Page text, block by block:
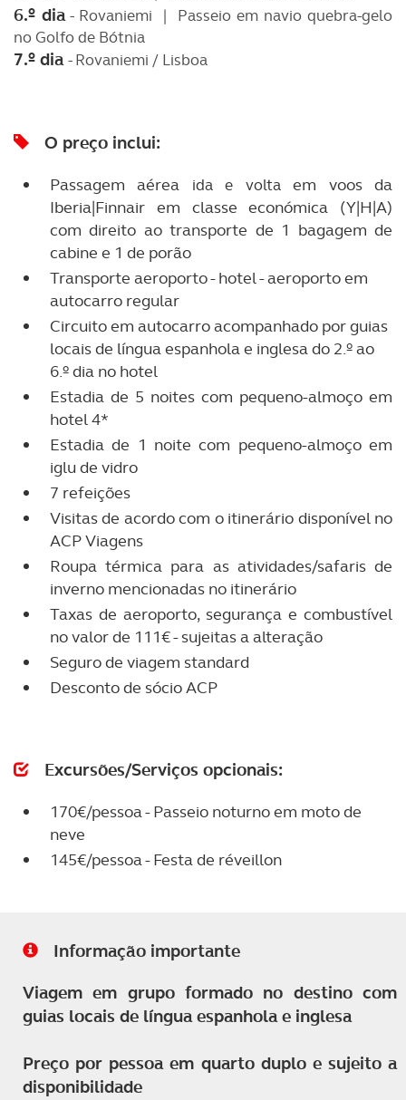
6.º dia- Rovaniemi | Passeio em navio quebra-gelo
no Golfo de Bótnia
7.º dia- Rovaniemi / Lisboa
O preço inclui:
Passagem aérea ida e voltaem voos da
Iberia|Finnair em classe económica (Y|H|A)
com direito ao transporte de 1 bagagem de
cabine e 1 de porão
Transporte aeroporto - hotel - aeroporto em
autocarro regular
Circuito em autocarro acompanhado por guias
locais de língua espanhola e inglesa do 2.º ao
6.º dia no hotel
Estadia de 5 noites com pequeno-almoço em
hotel 4*
Estadia de 1 noite com pequeno-almoço em
iglu de vidro
7 refeições
Visitas de acordo com o itinerário disponível no
ACP Viagens
Roupa térmica para as atividades/safaris de
inverno mencionadas no itinerário
Taxas de aeroporto, segurança e combustível
no valor de 111€ - sujeitas a alteração
Seguro de viagem standard
Desconto de sócio ACP
Excursões/Serviços opcionais:
170€/pessoa - Passeio noturno em moto de
neve
145€/pessoa - Festa de réveillon
Informação importante
Viagem em grupo formado no destino com
guias locais de língua espanhola e inglesa
Preço por pessoa em quarto duplo e sujeito a
disponibilidade